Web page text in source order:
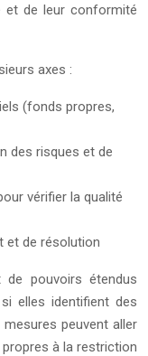
et de leur conformité
axes :
(fonds propres,
des risques et de
vérifier la qualité
et de résolution
pouvoirs étendus
elles identifient des
peuvent aller
à la restriction